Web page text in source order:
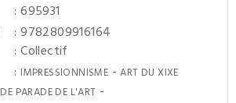
: 695931
: 9782809916164
:Collectif
: IMPRESSIONNISME -ART DU XIXE
PARADE DE L'ART -